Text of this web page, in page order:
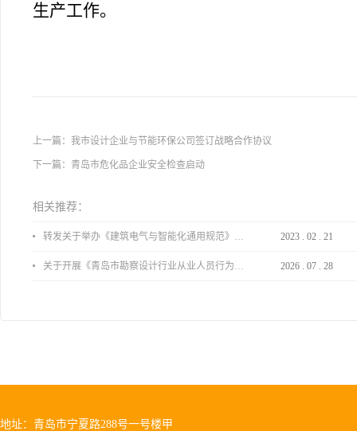
生产工作。
上一篇： 我市设计企业与节能环保公司签订战略合作协议
下一篇： 青岛市危化品企业安全检查启动
相关推荐：
转发关于举办《建筑电气与智能化通用规范》 GB55024-2022公益宣贯的通知 2023 . 02 . 21
关于开展《青岛市勘察设计行业从业人员行为导则》、《青岛市住宅工程设计审查品质提升指引（2026版）》宣贯活动的通知 2026 . 07 . 28
地址：青岛市宁夏路288号一号楼甲